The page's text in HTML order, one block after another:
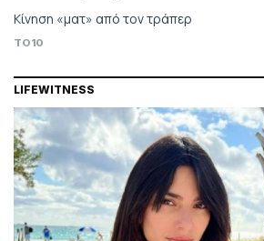
Κίνηση «ματ» από τον τράπερ
TO10
LIFEWITNESS